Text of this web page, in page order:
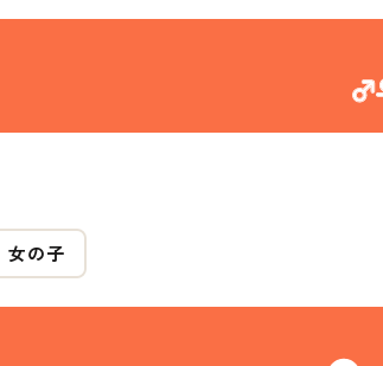
女の子